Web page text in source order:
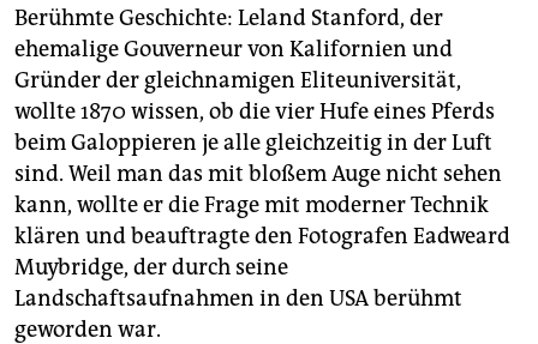
fragen & hilfe
unterstützen
abo
genossenschaft
epaper login
Berühmte Geschichte: Leland Stanford, der
ehemalige Gouverneur von Kalifornien und
Gründer der gleichnamigen Eliteuniversität,
wollte 1870 wissen, ob die vier Hufe eines Pferds
beim Galoppieren je alle gleichzeitig in der Luft
sind. Weil man das mit bloßem Auge nicht sehen
kann, wollte er die Frage mit moderner Technik
klären und beauftragte den Fotografen Eadweard
Muybridge, der durch seine
Landschaftsaufnahmen in den USA berühmt
geworden war.